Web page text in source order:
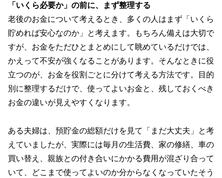
「いくら必要か」の前に、まず整理する
老後のお金について考えるとき、多くの人はまず「いくら
貯めれば安心なのか」と考えます。もちろん備えは大切で
すが、お金をただひとまとめにして眺めているだけでは、
かえって不安が強くなることがあります。そんなときに役
立つのが、お金を役割ごとに分けて考える方法です。目的
別に整理するだけで、使ってよいお金と、残しておくべき
お金の違いが見えやすくなります。
ある夫婦は、預貯金の総額だけを見て「まだ大丈夫」と考
えていましたが、実際には毎月の生活費、家の修繕、車の
買い替え、親族との付き合いにかかる費用が混ざり合って
いて、どこまで使ってよいのか分からなくなっていたそう